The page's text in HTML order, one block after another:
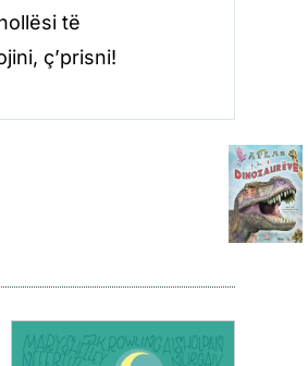
të
ç’prisni!